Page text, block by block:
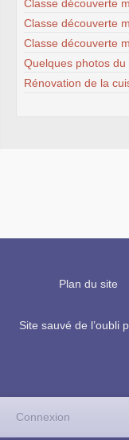
Classe découverte
Classe découverte
Classe découverte
Quelques photos du
Rénovation de la
Plan du site
Site sauvé de l’oubli
Connexion